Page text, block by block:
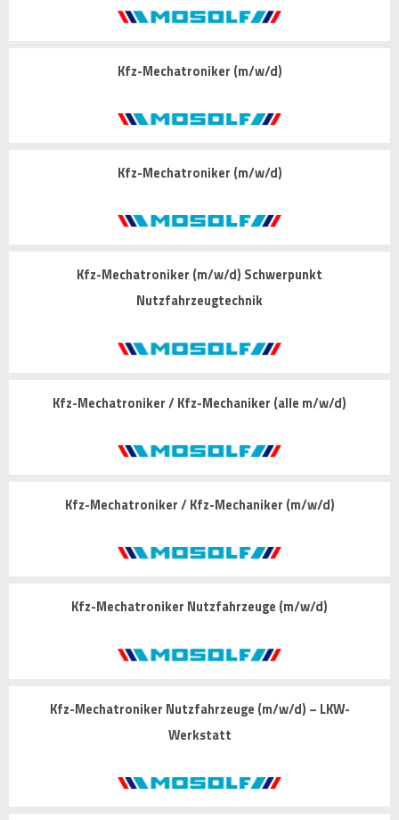
Kfz-Mechatroniker (m/w/d)
Kfz-Mechatroniker (m/w/d)
Kfz-Mechatroniker (m/w/d) Schwerpunkt
Nutzfahrzeugtechnik
Kfz-Mechatroniker / Kfz-Mechaniker (alle m/w/d)
Kfz-Mechatroniker / Kfz-Mechaniker (m/w/d)
Kfz-Mechatroniker Nutzfahrzeuge (m/w/d)
Kfz-Mechatroniker Nutzfahrzeuge (m/w/d) – LKW-
Werkstatt